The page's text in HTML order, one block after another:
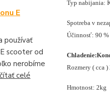
E
používať
scooter od
nerobíme
čítať celé
Typ nabijania:
Spotreba v
Účinnosť: 90 %
Rozmery ( cca
Hmotnost: 2kg